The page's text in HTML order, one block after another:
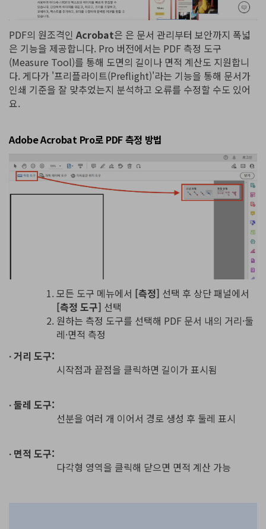
PDF의 원조격인 Acrobat은 은 문서 관리부터 보안까지 폭넓
은 기능을 제공합니다. Pro 버전에서는 PDF 측정 도구
(Measure Tool)를 통해 도면의 길이나 면적 계산도 지원합니
다. 게다가 '프리플라이트(Preflight)'라는 기능을 통해 문서가
인쇄 기준을 잘 맞추었는지 분석하고 오류를 수정할 수도 있어
요.
Adobe Acrobat Pro로 PDF 측정 방법
모든 도구 메뉴에서 [측정] 선택 후 상단 패널에서
[측정 도구] 선택
원하는 측정 도구를 선택해 PDF 문서 내의 거리·둘
레·면적 측정
∙ 거리 도구:
시작점과 끝점을 클릭하면 길이가 표시됨
∙ 둘레 도구:
선분을 여러 개 이어서 경로 생성 후 둘레 표시
∙ 면적 도구:
다각형 영역을 클릭해 닫으면 면적 계산 가능